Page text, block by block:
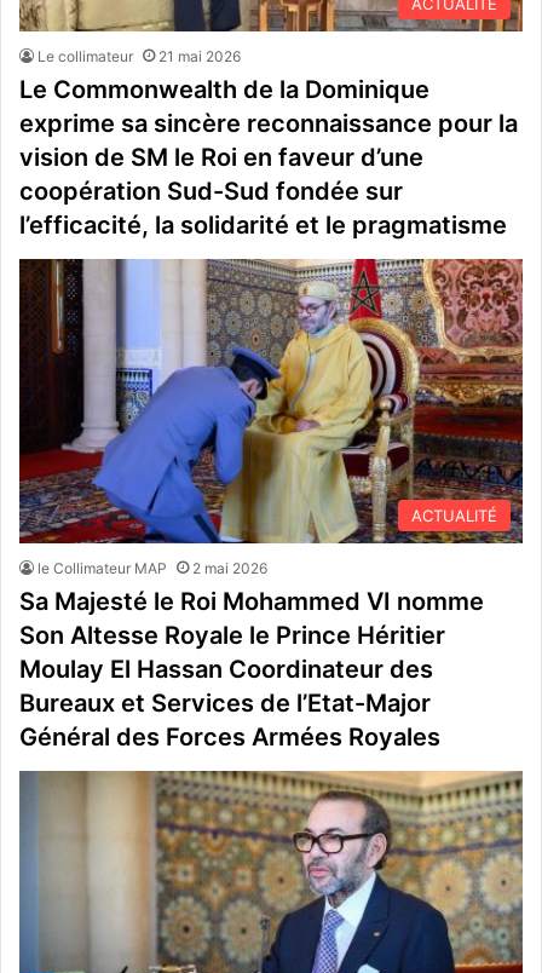
Le collimateur 21 mai 2026
Le Commonwealth de la Dominique
exprime sa sincère reconnaissance pour la
vision de SM le Roi en faveur d’une
coopération Sud-Sud fondée sur
l’efficacité, la solidarité et le pragmatisme
ACTUALITÉ
le Collimateur MAP 2 mai 2026
Sa Majesté le Roi Mohammed VI nomme
Son Altesse Royale le Prince Héritier
Moulay El Hassan Coordinateur des
Bureaux et Services de l’Etat-Major
Général des Forces Armées Royales